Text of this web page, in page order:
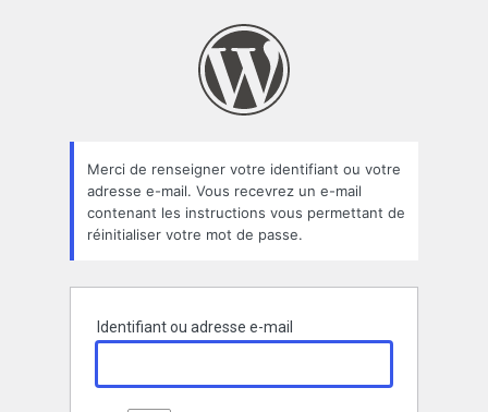
oublié
Merci de renseigner votre identifiant ou votre
adresse e-mail. Vous recevrez un e-mail
contenant les instructions vous permettant de
réinitialiser votre mot de passe.
Identifiant ou adresse e-mail